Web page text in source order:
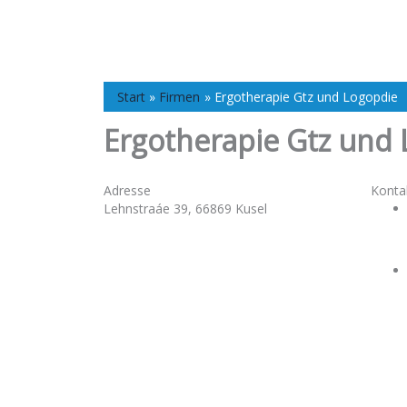
Start Firmen Ergotherapie Gtz und Logopdie
Ergotherapie Gtz und
Adresse
Lehnstraáe 39, 66869 Kusel